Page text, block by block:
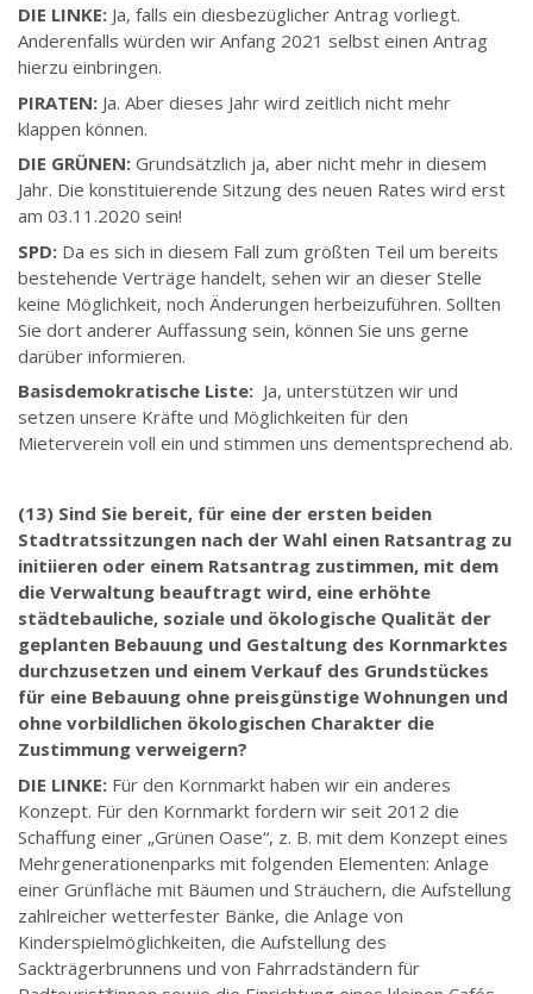
DIE LINKE: Ja, falls ein diesbezüglicher Antrag vorliegt.
Anderenfalls würden wir Anfang 2021 selbst einen Antrag
hierzu einbringen.
PIRATEN: Ja. Aber dieses Jahr wird zeitlich nicht mehr
klappen können.
DIE GRÜNEN: Grundsätzlich ja, aber nicht mehr in diesem
Jahr. Die konstituierende Sitzung des neuen Rates wird erst
am 03.11.2020 sein!
SPD: Da es sich in diesem Fall zum größten Teil um bereits
bestehende Verträge handelt, sehen wir an dieser Stelle
keine Möglichkeit, noch Änderungen herbeizuführen. Sollten
Sie dort anderer Auffassung sein, können Sie uns gerne
darüber informieren.
Basisdemokratische Liste: Ja, unterstützen wir und
setzen unsere Kräfte und Möglichkeiten für den
Mieterverein voll ein und stimmen uns dementsprechend ab.
(13) Sind Sie bereit, für eine der ersten beiden
Stadtratssitzungen nach der Wahl einen Ratsantrag zu
initiieren oder einem Ratsantrag zustimmen, mit dem
die Verwaltung beauftragt wird, eine erhöhte
städtebauliche, soziale und ökologische Qualität der
geplanten Bebauung und Gestaltung des Kornmarktes
durchzusetzen und einem Verkauf des Grundstückes
für eine Bebauung ohne preisgünstige Wohnungen und
ohne vorbildlichen ökologischen Charakter die
Zustimmung verweigern?
DIE LINKE: Für den Kornmarkt haben wir ein anderes
Konzept. Für den Kornmarkt fordern wir seit 2012 die
Schaffung einer „Grünen Oase“, z. B. mit dem Konzept eines
Mehrgenerationenparks mit folgenden Elementen: Anlage
einer Grünfläche mit Bäumen und Sträuchern, die Aufstellung
zahlreicher wetterfester Bänke, die Anlage von
Kinderspielmöglichkeiten, die Aufstellung des
Sackträgerbrunnens und von Fahrradständern für